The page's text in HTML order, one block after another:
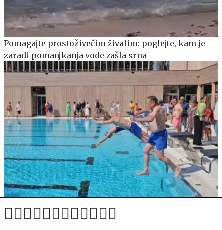
Pomagajte prostoživečim živalim: poglejte, kam je
zaradi pomanjkanja vode zašla srna
Janković ponuja brezplačno osvežitev na ljubljanskih
kopališčih